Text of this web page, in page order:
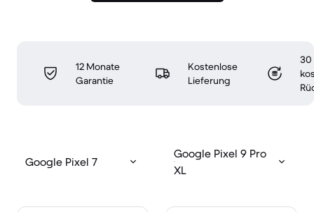
12 Monate
Garantie
Kostenlose
Lieferung
30
Google Pixel 7
Google Pixel 9 Pro
XL